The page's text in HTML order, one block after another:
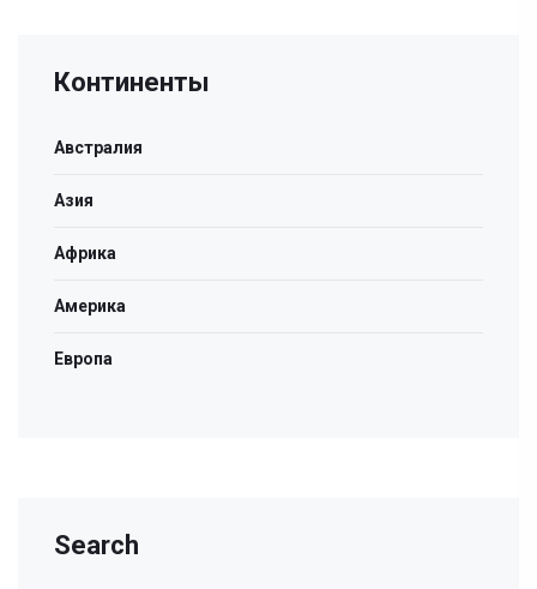
Континенты
Австралия
Азия
Африка
Америка
Европа
Search